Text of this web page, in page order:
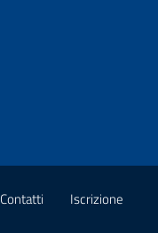
Contatti Iscrizione